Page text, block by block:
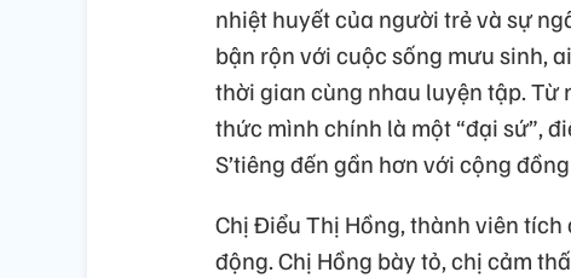
nhiệt huyết của người trẻ và sự
bận rộn với cuộc sống mưu sinh,
thời gian cùng nhau luyện tập.
thức mình chính là một “đại sứ”,
S’tiêng đến gần hơn với cộng
Chị Điểu Thị Hồng, thành viên
động. Chị Hồng bày tỏ, chị cảm